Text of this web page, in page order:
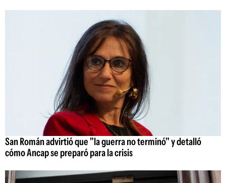
San Román advirtió que "la guerra no terminó" y detalló
cómo Ancap se preparó para la crisis